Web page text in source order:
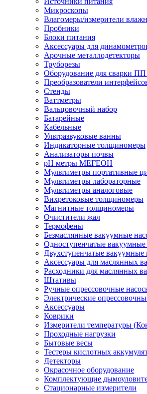
Микроскопы
Влагомеры/измерители
Пробники
Блоки питания
Аксессуары для
Арочные металлодетекторы
Труборезы
Оборудование для сварки ПП
Преобразователи
Стенды
Ваттметры
Вальцовочный набор
Батарейные
Кабельные
Ультразвуковые ванны
Индикаторные толщиномеры
Анализаторы почвы
рН метры МЕГЕОН
Мультиметры портативные
Мультиметры лабораторные
Мультиметры аналоговые
Вихретоковые толщиномеры
Магнитные толщиномеры
Очистители жал
Термофены
Безмаслянные вакуумные
Одноступенчатые вакуумные
Двухступенчатые вакуумные
Аксессуары для маслянных
Расходники для маслянных
Штативы
Ручные опрессовочные
Электрические
Аксессуары
Коврики
Измерители температуры
Проходные нагрузки
Бытовые весы
Тестеры кислотных
Детекторы
Окрасочное оборудование
Комплектующие
Стационарные измерители